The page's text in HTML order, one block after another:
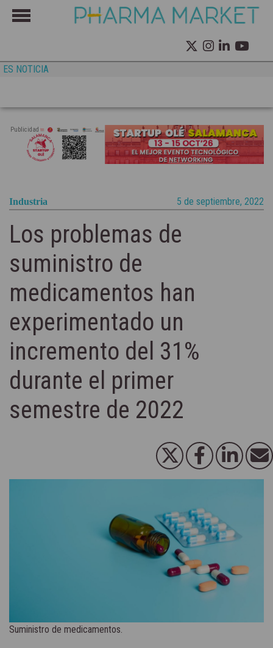
ES NOTICIA
Publicidad
Industria 5 de septiembre, 2022
Los problemas de
suministro de
medicamentos han
experimentado un
incremento del 31%
durante el primer
semestre de 2022
Suministro de medicamentos.